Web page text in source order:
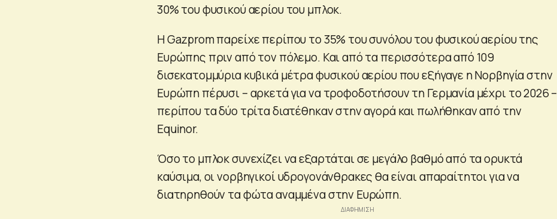
30% του φυσικού αερίου του μπλοκ.
Η Gazprom παρείχε περίπου το 35% του συνόλου του φυσικού αερίου της
Ευρώπης πριν από τον πόλεμο. Και από τα περισσότερα από 109
δισεκατομμύρια κυβικά μέτρα φυσικού αερίου που εξήγαγε η Νορβηγία στην
Ευρώπη πέρυσι – αρκετά για να τροφοδοτήσουν τη Γερμανία μέχρι το 2026 –
περίπου τα δύο τρίτα διατέθηκαν στην αγορά και πωλήθηκαν από την
Equinor.
Όσο το μπλοκ συνεχίζει να εξαρτάται σε μεγάλο βαθμό από τα ορυκτά
καύσιμα, οι νορβηγικοί υδρογονάνθρακες θα είναι απαραίτητοι για να
διατηρηθούν τα φώτα αναμμένα στην Ευρώπη.